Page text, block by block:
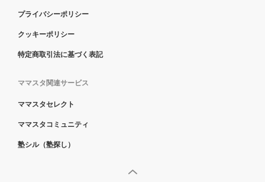
プライバシーポリシー
クッキーポリシー
特定商取引法に基づく表記
ママスタ関連サービス
ママスタセレクト
ママスタコミュニティ
塾シル（塾探し）